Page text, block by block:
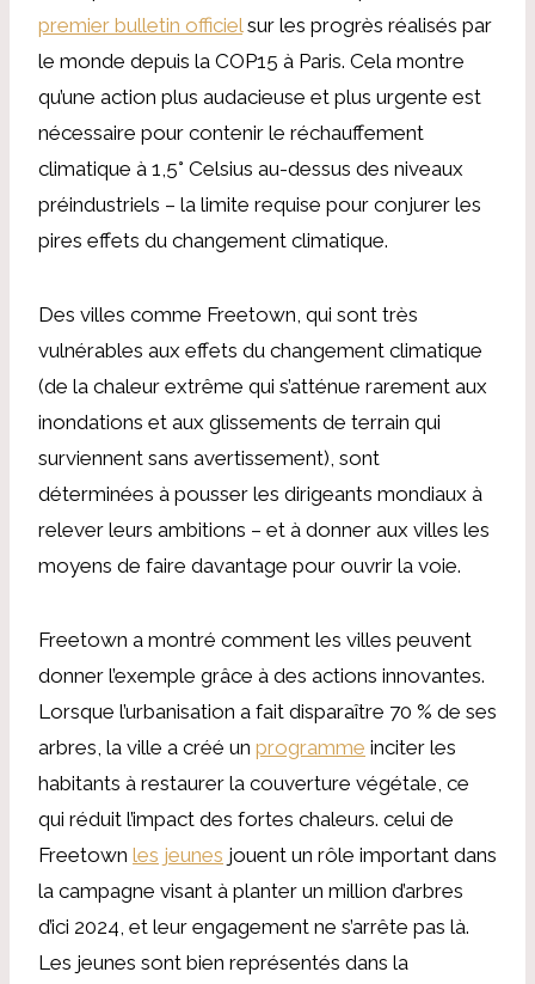
premier bulletin officiel sur les progrès réalisés par
le monde depuis la COP15 à Paris. Cela montre
qu’une action plus audacieuse et plus urgente est
nécessaire pour contenir le réchauffement
climatique à 1,5° Celsius au-dessus des niveaux
préindustriels – la limite requise pour conjurer les
pires effets du changement climatique.
Des villes comme Freetown, qui sont très
vulnérables aux effets du changement climatique
(de la chaleur extrême qui s’atténue rarement aux
inondations et aux glissements de terrain qui
surviennent sans avertissement), sont
déterminées à pousser les dirigeants mondiaux à
relever leurs ambitions – et à donner aux villes les
moyens de faire davantage pour ouvrir la voie.
Freetown a montré comment les villes peuvent
donner l’exemple grâce à des actions innovantes.
Lorsque l’urbanisation a fait disparaître 70 % de ses
arbres, la ville a créé un programme inciter les
habitants à restaurer la couverture végétale, ce
qui réduit l’impact des fortes chaleurs. celui de
Freetown les jeunes jouent un rôle important dans
la campagne visant à planter un million d’arbres
d’ici 2024, et leur engagement ne s’arrête pas là.
Les jeunes sont bien représentés dans la